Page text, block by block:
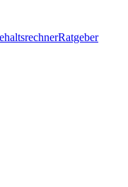
Ratgeber